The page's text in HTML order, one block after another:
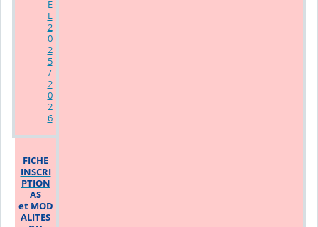
E
L
2
0
2
5
/
2
0
2
6
FICHE
INSCRI
PTION
AS
et MOD
ALITES